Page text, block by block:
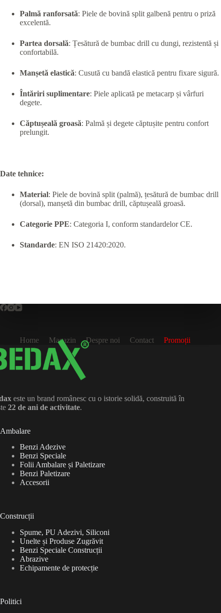
Palmă ranforsată: Piele de bovină split galbenă pentru o priză
excelentă.
Partea dorsală: Țesătură de bumbac drill cu dungi, rezistentă și
confortabilă.
Manșetă elastică: Cusută cu bandă elastică pentru fixare sigură.
Întăriri suplimentare: Piele aplicată pe metacarp și vârfuri
degete.
Căptușeală groasă: Palmă și degete căptușite pentru confort
prelungit.
Date tehnice:
Material: Piele de bovină split (palmă), țesătură de bumbac drill
(dorsal), manșetă din bumbac drill, căptușeală groasă.
Categorie PPE: Categoria I, conform standardelor CE.
Standarde: EN ISO 21420:2020.
Home Magazin Despre noi Contact Promoții
este un brand românesc cu o istorie solidă, construită în
22 de ani de activitate.
Ambalare
Benzi Adezive
Benzi Speciale
Folii Ambalare și Paletizare
Benzi Paletizare
Accesorii
Construcții
Spume, PU Adezivi, Siliconi
Unelte și Produse Zugrăvit
Benzi Speciale Construcții
Abrazive
Echipamente de protecție
Politici